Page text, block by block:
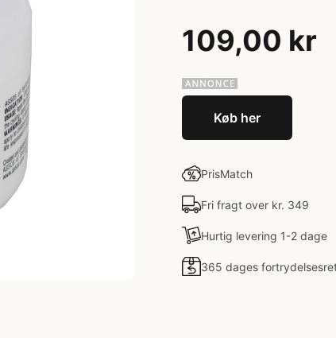
109,00 kr
Køb her
PrisMatch
Fri fragt over kr. 349
Hurtig levering 1-2 dage
365 dages